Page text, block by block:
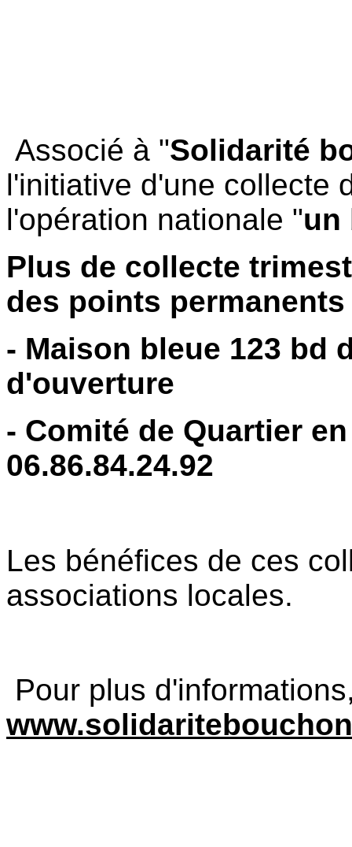
Associé à "Solidarité
l'initiative d'une collecte
l'opération nationale "un
Plus de collecte
des points
- Maison bleue 123 bd
d'ouverture
- Comité de Quartier
06.86.84.24.92
Les bénéfices de ces
associations locales.
Pour plus